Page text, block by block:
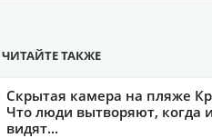
ЧИТАЙТЕ ТАКЖЕ
Скрытая камера на пляже
Что люди вытворяют, когда
видят...